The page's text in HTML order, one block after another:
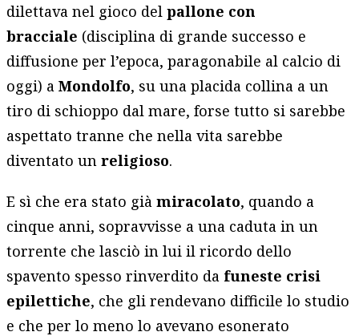
dilettava nel gioco delpallone con
bracciale (disciplina di grande successo e
diffusione per l’epoca, paragonabile al calcio di
oggi) aMondolfo, su una placida collina a un
tiro di schioppo dal mare, forse tutto si sarebbe
aspettato tranne che nella vita sarebbe
diventato unreligioso.
E sì che era stato giàmiracolato, quando a
cinque anni, sopravvisse a una caduta in un
torrente che lasciò in lui il ricordo dello
spavento spesso rinverdito da funeste crisi
epilettiche, che gli rendevano difficile lo studio
e che per lo meno lo avevano esonerato